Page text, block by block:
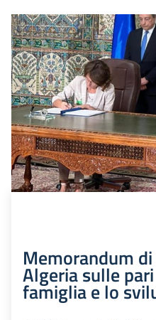
Memorandum
Algeria sulle
famiglia e lo